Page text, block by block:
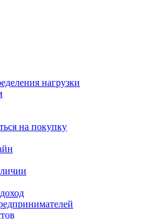
нагрузки
на покупку